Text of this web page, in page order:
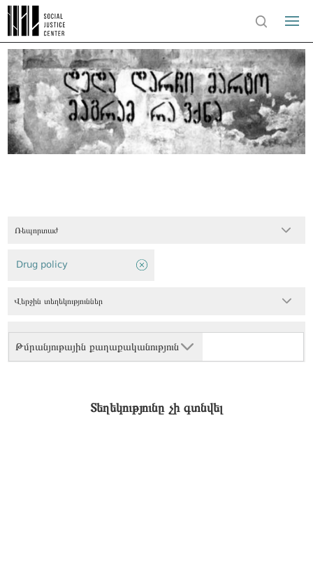
Ռեպորտաժ
Թմրանյութային քաղաքականություն
Drug policy
Վերջին տեղեկություններ
Տեղեկությունը չի գտնվել